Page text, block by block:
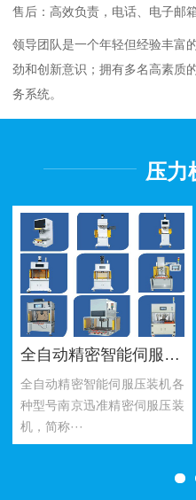
售后：高效负责，电话、电子邮
领导团队是一个年轻但经验丰富
劲和创新意识；拥有多名高素质
务系统。
压力
全自动精密智能伺服压装机各种型号
全自动精密智能伺服压装机各
种型号南京迅准精密伺服压装
机，简称···